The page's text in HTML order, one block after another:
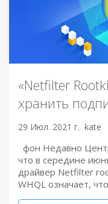
«Netfilter
хранить
29 Июл. 2021 г. kate
фон Недавно
что в середине
драйвер Netfilter
WHQL означает,